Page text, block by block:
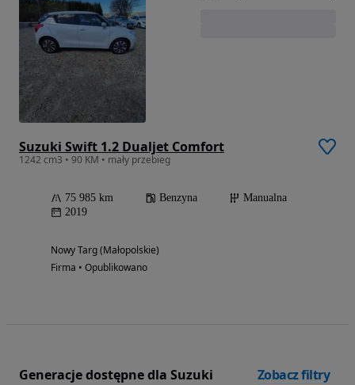
Suzuki Swift 1.2 Dualjet Comfort
1242 cm3 • 90 KM • mały przebieg
75 985 km Benzyna
Manualna
2019
Nowy Targ (Małopolskie)
Firma • Opublikowano
Generacje dostępne dla Suzuki Zobacz filtry